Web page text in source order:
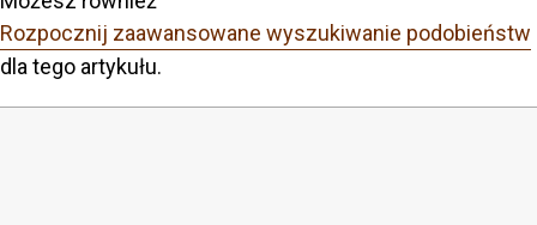
Rozpocznij zaawansowane wyszukiwanie podobieństw
dla tego artykułu.